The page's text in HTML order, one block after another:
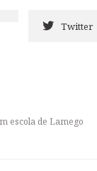
Twitter
escola de Lamego